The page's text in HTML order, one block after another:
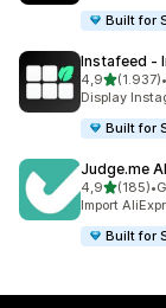
Built for
Instafeed ‑
4,9stelle su 5
(1.937)
1937 •
Display
Built for
Judge.me
4,9stelle su 5
(185)
185 •
Import
Built for